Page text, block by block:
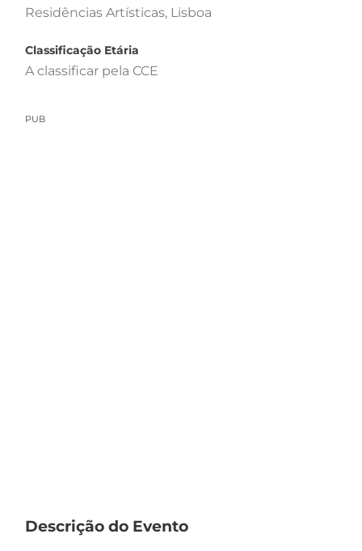
Residências Artísticas, Lisboa
Classificação Etária
A classificar pela CCE
PUB
Descrição do Evento